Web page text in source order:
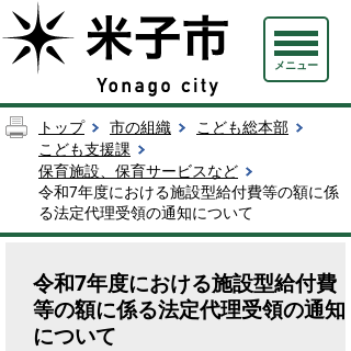
メニュー
トップ 市の組織
こども総本部
こども支援課
保育施設、保育サービスなど
令和7年度における施設型給付費等の額に係
る法定代理受領の通知について
令和7年度における施設型給付費
等の額に係る法定代理受領の通知
について